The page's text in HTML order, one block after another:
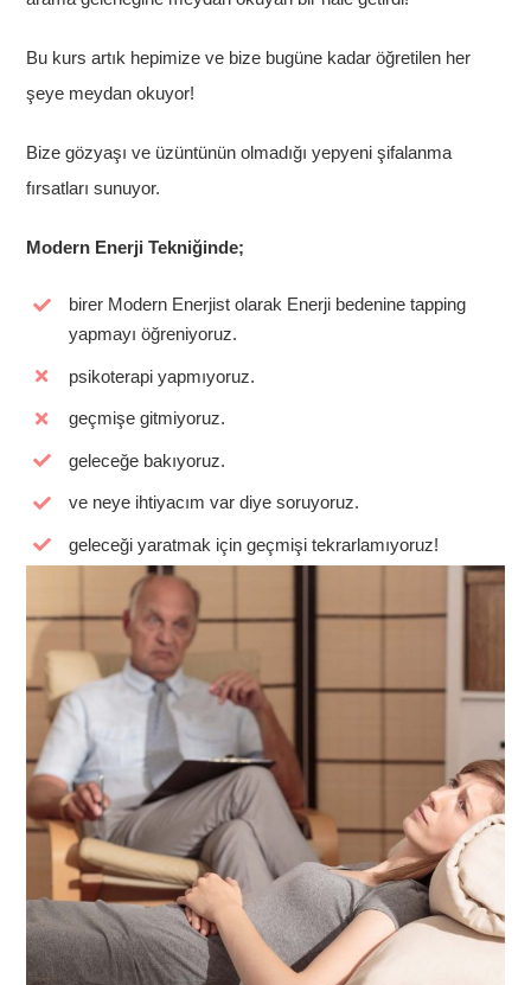
Bu kurs artık hepimize ve bize bugüne kadar öğretilen her
şeye meydan okuyor!
Bize gözyaşı ve üzüntünün olmadığı yepyeni şifalanma
fırsatları sunuyor.
Modern Enerji Tekniğinde;
birer Modern Enerjist olarak Enerji bedenine tapping
yapmayı öğreniyoruz.
psikoterapi yapmıyoruz.
geçmişe gitmiyoruz.
geleceğe bakıyoruz.
ve neye ihtiyacım var diye soruyoruz.
geleceği yaratmak için geçmişi tekrarlamıyoruz!